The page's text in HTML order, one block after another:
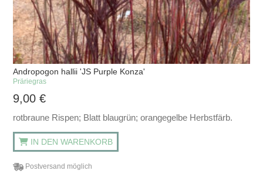
Andropogon hallii 'JS Purple Konza'
Präriegras
9,00€
rotbraune Rispen; Blatt blaugrün; orangegelbe Herbstfärb.
IN DEN WARENKORB
Postversand möglich